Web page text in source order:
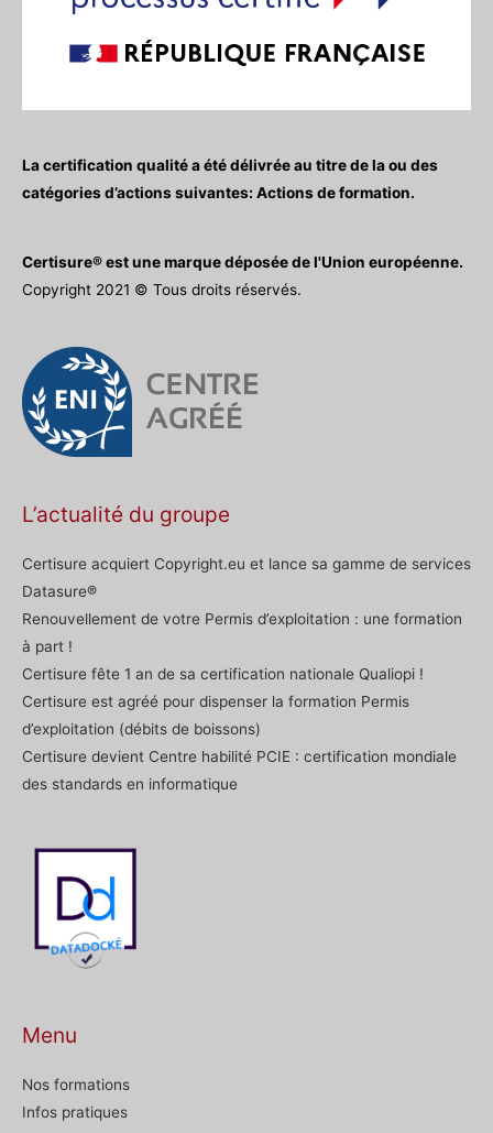
La certification qualité a été délivrée au titre de la ou des
catégories d’actions suivantes: Actions de formation.
Certisure® est une marque déposée de l'Union européenne.
Copyright 2021 © Tous droits réservés.
L’actualité du groupe
Certisure acquiert Copyright.eu et lance sa gamme de services
Datasure®
Renouvellement de votre Permis d’exploitation : une formation
à part !
Certisure fête 1 an de sa certification nationale Qualiopi !
Certisure est agréé pour dispenser la formation Permis
d’exploitation (débits de boissons)
Certisure devient Centre habilité PCIE : certification mondiale
des standards en informatique
Menu
Nos formations
Infos pratiques